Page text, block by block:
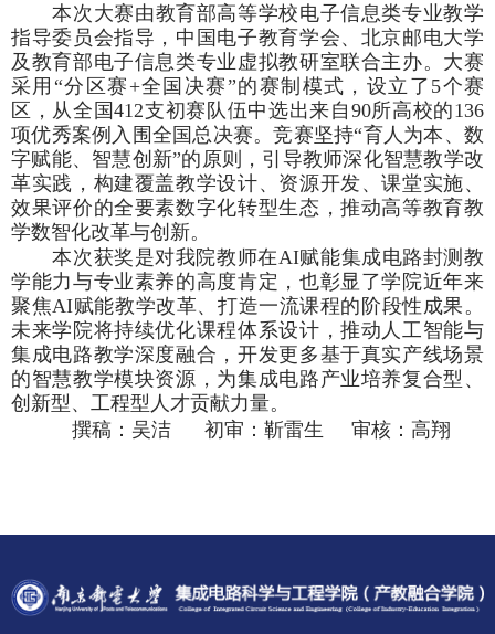
本次大赛由教育部高等学校电子信息类专业教学
指导委员会指导，中国电子教育学会、北京邮电大学
及教育部电子信息类专业虚拟教研室联合主办。大赛
采用“分区赛 +全国决赛”的赛制模式，设立了 5个赛
区，从全国412支初赛队伍中选出来自 90所高校的136
项优秀案例入围全国总决赛。竞赛坚持“育人为本、数
字赋能、智慧创新”的原则，引导教师深化智慧教学改
革实践，构建覆盖教学设计、资源开发、课堂实施、
效果评价的全要素数字化转型生态，推动高等教育教
学数智化改革与创新。
本次获奖是对我院教师在AI赋能集成电路封测教
学能力与专业素养的高度肯定，也彰显了学院近年来
聚焦AI赋能教学改革、打造一流课程的阶段性成果。
未来学院将持续优化课程体系设计，推动人工智能与
集成电路教学深度融合，开发更多基于真实产线场景
的智慧教学模块资源，为集成电路产业培养复合型、
创新型、工程型人才贡献力量。
撰稿：吴洁 初审：靳雷生 审核：高翔